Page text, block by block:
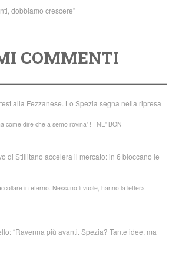
dobbiamo crescere”
COMMENTI
alla Fezzanese. Lo Spezia segna nella ripresa
come dire che a semo rovina' ! I NE' BON
di Stillitano accelera il mercato: in 6 bloccano le
in eterno. Nessuno li vuole, hanno la lettera
“Ravenna più avanti. Spezia? Tante idee, ma